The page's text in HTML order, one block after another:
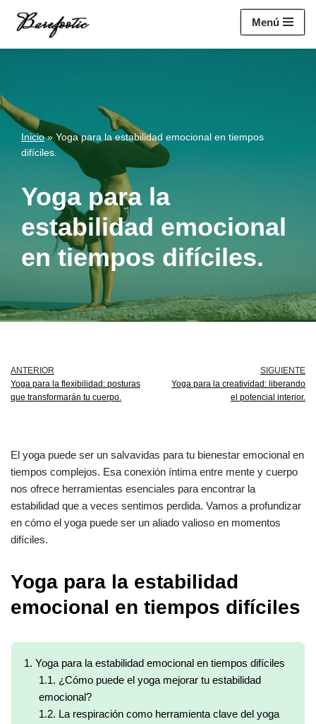
contenido
Menú
Inicio» Yoga para la estabilidad emocional en tiempos
difíciles.
Yoga para la
estabilidad emocional
en tiempos difíciles.
ANTERIOR
Yoga para la flexibilidad: posturas
que transformarán tu cuerpo.
SIGUIENTE
Yoga para la creatividad: liberando
el potencial interior.
El yoga puede ser un salvavidas para tu bienestar emocional en
tiempos complejos. Esa conexión íntima entre mente y cuerpo
nos ofrece herramientas esenciales para encontrar la
estabilidad que a veces sentimos perdida. Vamos a profundizar
en cómo el yoga puede ser un aliado valioso en momentos
difíciles.
Yoga para la estabilidad
emocional en tiempos difíciles
1. Yoga para la estabilidad emocional en tiempos difíciles
1.1. ¿Cómo puede el yoga mejorar tu estabilidad
emocional?
1.2. La respiración como herramienta clave del yoga